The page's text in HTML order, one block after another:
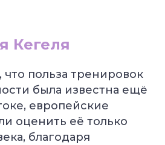
Кегеля
что польза тренировок
была известна ещё
европейские
оценить её только
благодаря